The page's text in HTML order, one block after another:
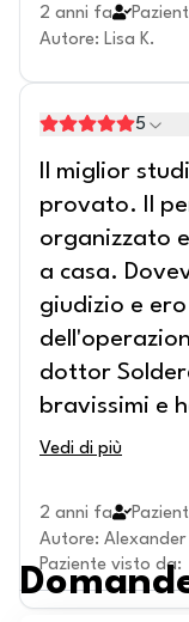
2 anni fa
Autore: Lisa K.
5
Il miglior
provato. Il
organizzato
a casa.
giudizio e
dottor
bravissimi e
Vedi di più
2 anni fa
Autore: Alexander
Paziente visto da: